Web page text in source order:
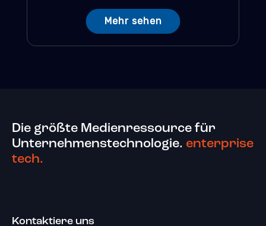
Mehr sehen
Die größte Medienressource für
Unternehmenstechnologie. enterprise
tech.
Kontaktiere uns